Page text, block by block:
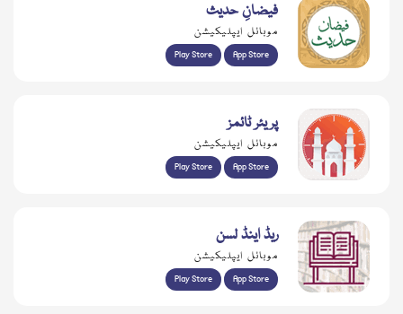
فیضانِ حدیث
موبائل ایپلیکیشن
Play Store App Store
پریئر ٹائمز
موبائل ایپلیکیشن
Play Store App Store
ریڈ اینڈ لسن
موبائل ایپلیکیشن
Play Store App Store